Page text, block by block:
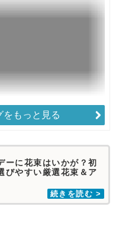
をもっと見る
ーに花束はいかが？初
びやすい厳選花束＆ア